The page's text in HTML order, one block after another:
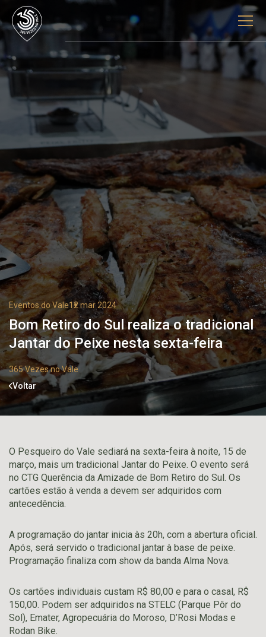
Eventos do Vale12 mar 2024
Bom Retiro do Sul realiza o tradicional
Jantar do Peixe nesta sexta-feira
365 Vezes no Vale
Voltar
O Pesqueiro do Vale sediará na sexta-feira à noite, 15 de
março, mais um tradicional Jantar do Peixe. O evento será
no CTG Querência da Amizade de Bom Retiro do Sul. Os
cartões estão à venda a devem ser adquiridos com
antecedência.
A programação do jantar inicia às 20h, com a abertura oficial.
Após, será servido o tradicional jantar à base de peixe.
Programação finaliza com show da banda Alma Nova.
Os cartões individuais custam R$ 80,00 e para o casal, R$
150,00. Podem ser adquiridos na STELC (Parque Pôr do
Sol), Emater, Agropecuária do Moroso, D’Rosi Modas e
Rodan Bike.